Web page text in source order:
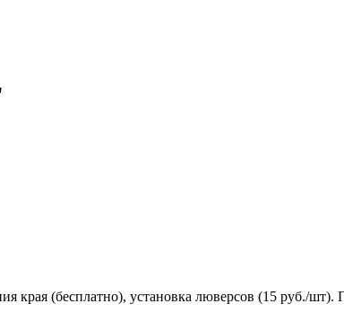
края (бесплатно), установка люверсов (15 руб./шт).